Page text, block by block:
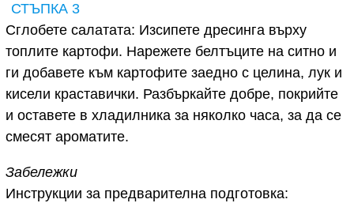
СТЪПКА 3
Сглобете салатата: Изсипете дресинга върху
топлите картофи. Нарежете белтъците на ситно и
ги добавете към картофите заедно с целина, лук и
кисели краставички. Разбъркайте добре, покрийте
и оставете в хладилника за няколко часа, за да се
смесят ароматите.
Забележки
Инструкции за предварителна подготовка: